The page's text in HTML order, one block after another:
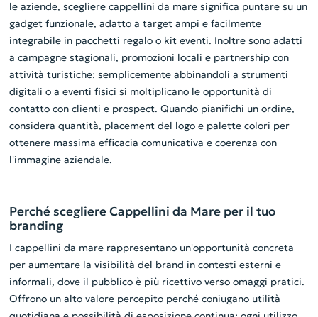
le aziende, scegliere cappellini da mare significa puntare su un
gadget funzionale, adatto a target ampi e facilmente
integrabile in pacchetti regalo o kit eventi. Inoltre sono adatti
a campagne stagionali, promozioni locali e partnership con
attività turistiche: semplicemente abbinandoli a strumenti
digitali o a eventi fisici si moltiplicano le opportunità di
contatto con clienti e prospect. Quando pianifichi un ordine,
considera quantità, placement del logo e palette colori per
ottenere massima efficacia comunicativa e coerenza con
l'immagine aziendale.
Perché scegliere Cappellini da Mare per il tuo
branding
I cappellini da mare rappresentano un'opportunità concreta
per aumentare la visibilità del brand in contesti esterni e
informali, dove il pubblico è più ricettivo verso omaggi pratici.
Offrono un alto valore percepito perché coniugano utilità